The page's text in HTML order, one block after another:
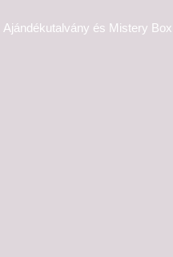
Ajándékutalvány és Mistery Box